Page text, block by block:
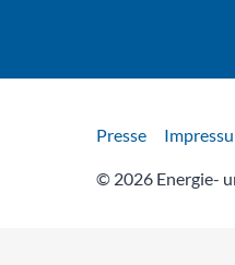
Presse
© 2026 Energie-